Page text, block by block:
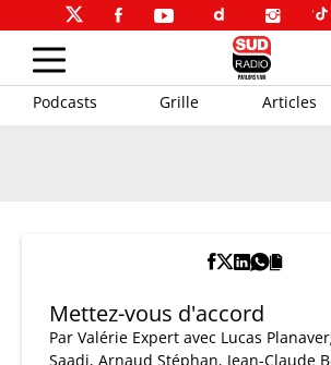
Podcasts Grille Articles
Mettez-vous d'accord
Par Valérie Expert avec Lucas
Saadi, Arnaud Stéphan, Jean-Claude